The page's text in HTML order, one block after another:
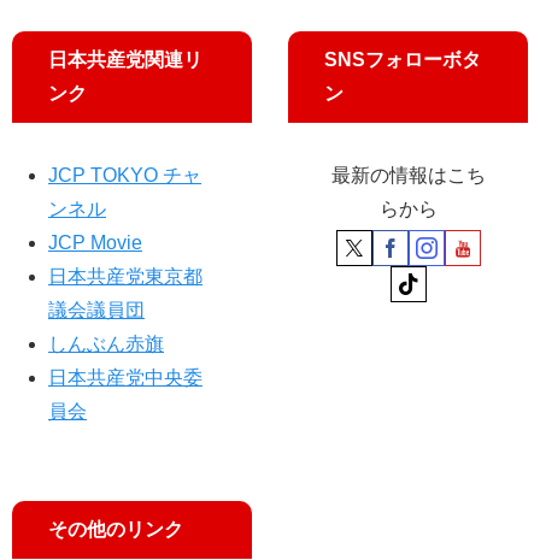
日本共産党関連リ
ンク
JCP TOKYO チャ
ンネル
JCP Movie
日本共産党東京都
議会議員団
しんぶん赤旗
日本共産党中央委
員会
その他のリンク
SNSフォローボタ
ン
最新の情報はこち
らから